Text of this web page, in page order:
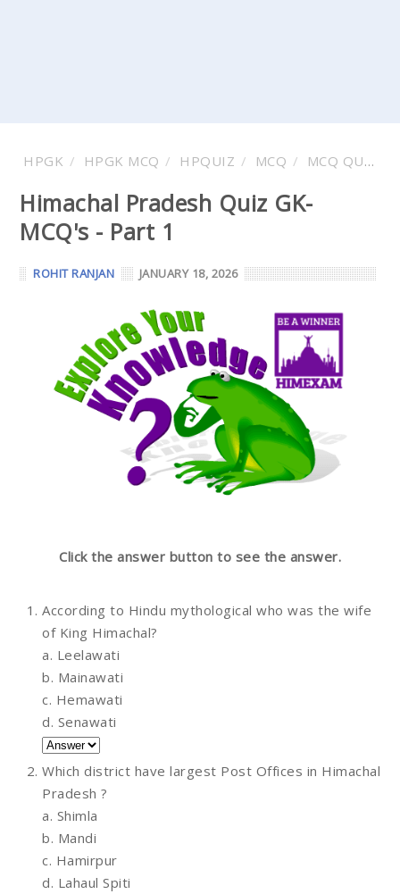
HPGK HPGK MCQ HPQUIZ MCQ MCQ QUESTION AND ANSWER
Himachal Pradesh Quiz GK-
MCQ's - Part 1
ROHIT RANJAN JANUARY 18, 2026
Click the answer button to see the answer.
According to Hindu mythological who was the wife
of King Himachal?
a. Leelawati
b. Mainawati
c. Hemawati
d. Senawati
Which district have largest Post Offices in Himachal
Pradesh ?
a. Shimla
b. Mandi
c. Hamirpur
d. Lahaul Spiti